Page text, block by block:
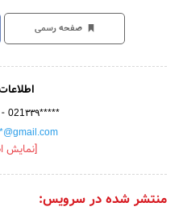
صفحه رسمی
- 021۳۳۹*****
[نمایش
منتشر شده در سرویس: